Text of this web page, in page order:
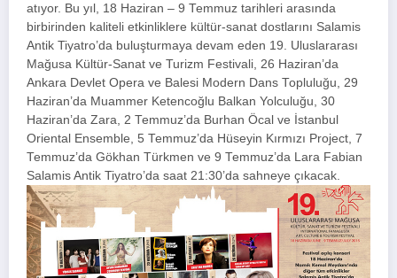
atıyor. Bu yıl, 18 Haziran – 9 Temmuz tarihleri arasında
birbirinden kaliteli etkinliklere kültür-sanat dostlarını Salamis
Antik Tiyatro’da buluşturmaya devam eden 19. Uluslararası
Mağusa Kültür-Sanat ve Turizm Festivali, 26 Haziran’da
Ankara Devlet Opera ve Balesi Modern Dans Topluluğu, 29
Haziran’da Muammer Ketencoğlu Balkan Yolculuğu, 30
Haziran’da Zara, 2 Temmuz’da Burhan Öcal ve İstanbul
Oriental Ensemble, 5 Temmuz’da Hüseyin Kırmızı Project, 7
Temmuz’da Gökhan Türkmen ve 9 Temmuz’da Lara Fabian
Salamis Antik Tiyatro’da saat 21:30’da sahneye çıkacak.